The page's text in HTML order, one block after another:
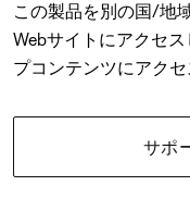
この製品を別の国/地
Webサイトにアクセ
プコンテンツにアクセ
サポ